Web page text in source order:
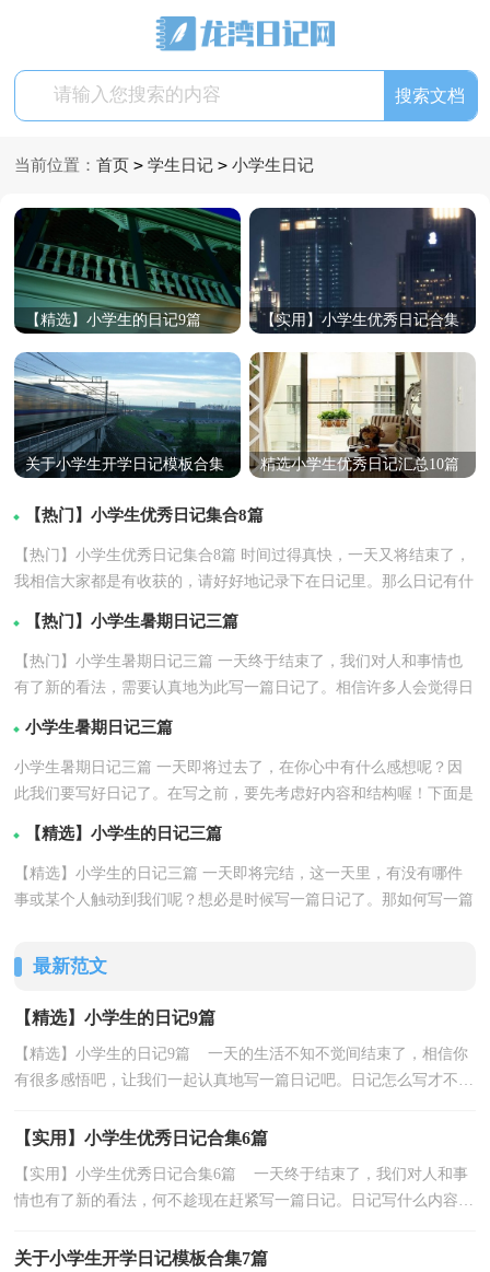
当前位置：首页 > 学生日记 > 小学生日记
【精选】小学生的日记9篇
【实用】小学生优秀日记合集
关于小学生开学日记模板合集
精选小学生优秀日记汇总10篇
【热门】小学生优秀日记集合8篇
【热门】小学生优秀日记集合8篇 时间过得真快，一天又将结束了，
我相信大家都是有收获的，请好好地记录下在日记里。那么日记有什
么格式呢？以下...【详情 】
【热门】小学生暑期日记三篇
【热门】小学生暑期日记三篇 一天终于结束了，我们对人和事情也
有了新的看法，需要认真地为此写一篇日记了。相信许多人会觉得日
记很难写吧，下...【
详情
小学生暑期日记三篇
小学生暑期日记三篇 一天即将过去了，在你心中有什么感想呢？因
此我们要写好日记了。在写之前，要先考虑好内容和结构喔！下面是
小编整理的小学生...【
详情 】
【精选】小学生的日记三篇
【精选】小学生的日记三篇 一天即将完结，这一天里，有没有哪件
事或某个人触动到我们呢？想必是时候写一篇日记了。那如何写一篇
最新范文
【精选】小学生的日记9篇
【精选】小学生的日记9篇 一天的生活不知不觉间结束了，相信你
有很多感悟吧，让我们一起认真地写一篇日记吧。日记怎么写才不会
【实用】小学生优秀日记合集6篇
【实用】小学生优秀日记合集6篇 一天终于结束了，我们对人和事
情也有了新的看法，何不趁现在赶紧写一篇日记。日记写什么内容才
关于小学生开学日记模板合集7篇